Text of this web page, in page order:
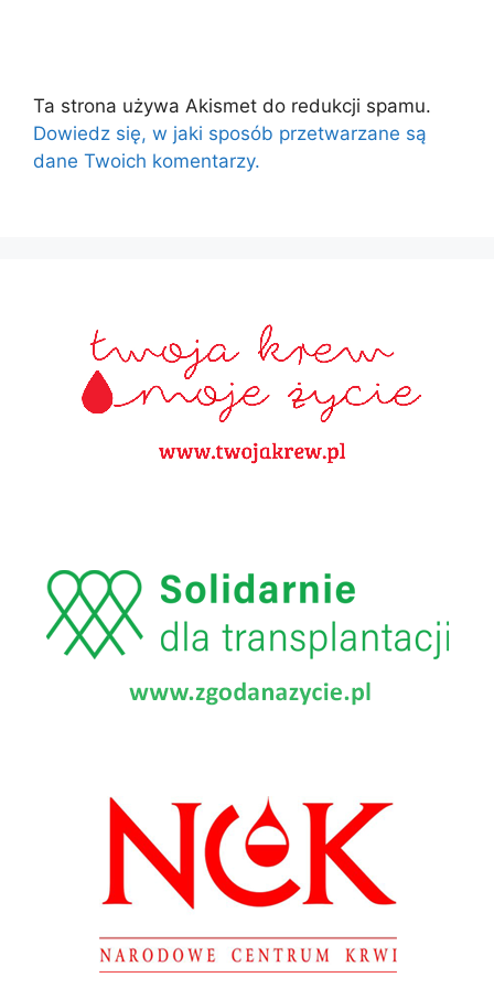
Ta strona używa Akismet do redukcji spamu.
Dowiedz się, w jaki sposób przetwarzane są
dane Twoich komentarzy.